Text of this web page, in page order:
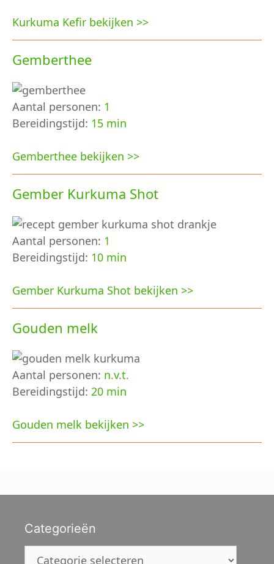
Kurkuma Kefir bekijken >>
Gemberthee
Aantal personen: 1
Bereidingstijd: 15 min
Gemberthee bekijken >>
Gember Kurkuma Shot
Aantal personen: 1
Bereidingstijd: 10 min
Gember Kurkuma Shot bekijken >>
Gouden melk
Aantal personen: n.v.t.
Bereidingstijd: 20 min
Gouden melk bekijken >>
Categorieën
Categorieën